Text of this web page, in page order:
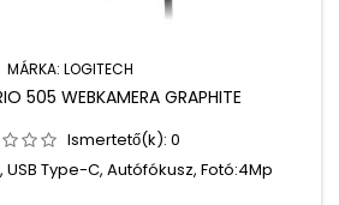
MÁRKA: LOGITECH
505 WEBKAMERA GRAPHITE
Ismertető(k): 0
USB Type-C, Autófókusz, Fotó:4Mp